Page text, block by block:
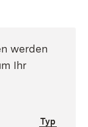
werden
Ihr
Typ